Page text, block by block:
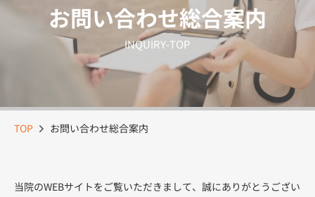
お問い合わせ総合案内
INQUIRY-TOP
TOP お問い合わせ総合案内
当院のWEBサイトをご覧いただきまして、誠にありがとうござい